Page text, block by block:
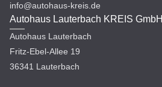
info@autohaus-kreis.de
Autohaus Lauterbach KREIS GmbH
Autohaus Lauterbach
Fritz-Ebel-Allee 19
36341 Lauterbach